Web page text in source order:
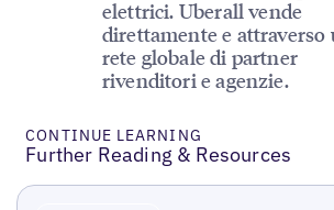
elettrici. Uberall vende
direttamente e attraverso
rete globale di partner
rivenditori e agenzie.
CONTINUE LEARNING
Further Reading & Resources